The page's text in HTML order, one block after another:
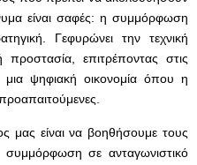
είναι σαφές: η συμμόρφωση
Γεφυρώνει την τεχνική
προστασία, επιτρέποντας στις
μια ψηφιακή οικονομία όπου η
μας είναι να βοηθήσουμε τους
σε ανταγωνιστικό